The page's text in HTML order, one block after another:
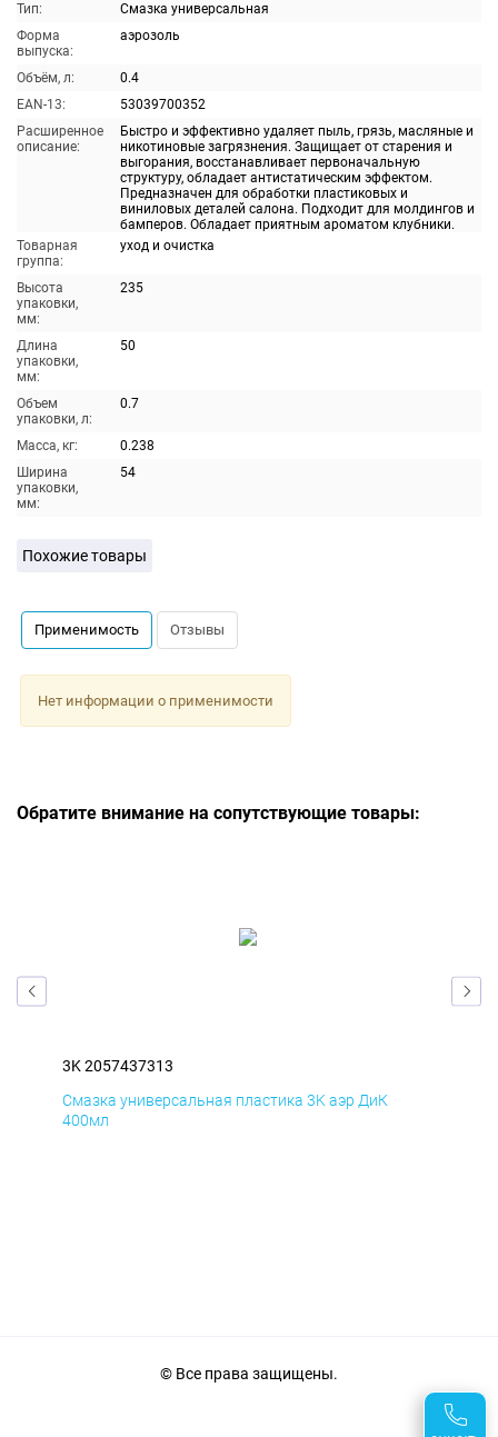
Тип:
Смазка универсальная
Форма
выпуска:
аэрозоль
Объём, л:
0.4
EAN-13:
53039700352
Расширенное
описание:
Быстро и эффективно удаляет пыль, грязь, масляные и
никотиновые загрязнения. Защищает от старения и
выгорания, восстанавливает первоначальную
структуру, обладает антистатическим эффектом.
Предназначен для обработки пластиковых и
виниловых деталей салона. Подходит для молдингов и
бамперов. Обладает приятным ароматом клубники.
Товарная
группа:
уход и очистка
Высота
упаковки,
мм:
235
Длина
упаковки,
мм:
50
Объем
упаковки, л:
0.7
Масса, кг:
0.238
Ширина
упаковки,
мм:
54
Похожие товары
Применимость Отзывы
Нет информации о применимости
Обратите внимание на сопутствующие товары:
3K 2057437313
Смазка универсальная пластика 3K аэр ДиК
400мл
© Все права защищены.